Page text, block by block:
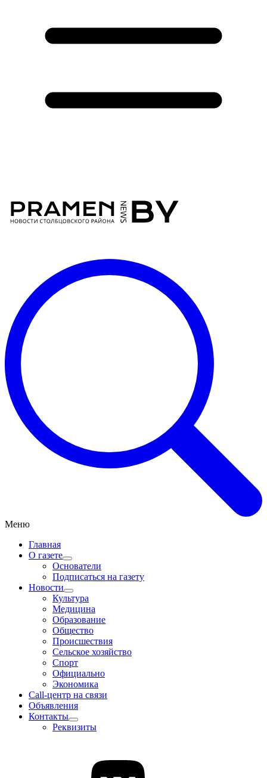
Меню
Главная
О газете
Основатели
Подписаться на газету
Новости
Культура
Медицина
Образование
Общество
Происшествия
Сельское хозяйство
Спорт
Официально
Экономика
Call-центр на связи
Объявления
Контакты
Реквизиты